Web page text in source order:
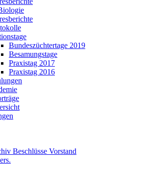
Bundeszüchtertage 2019
Besamungstage
Praxistag 2017
Praxistag 2016
Beschlüsse Vorstand